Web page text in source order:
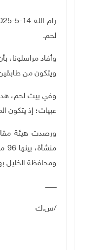
رام الله 14-5-2025 وفا- هدمت آليات الاحتلال الاسرائيلي، صباح اليوم الأربعاء، منزلين
لحم.
وأفاد مراسلونا،
ويتكون من طابقين،
وفي بيت لحم،
عبيات؛ إذ يتكون المنزل من
ومحافظة الخليل بهدم 39 منشأة ثم محافظة القدس
ـــــــــــ
/س.ك